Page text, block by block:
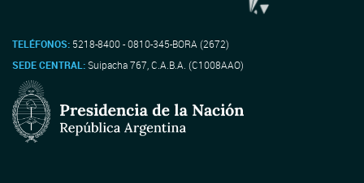
TELÉFONOS: 5218-8400 - 0810-345-BORA (2672)
SEDE CENTRAL:Suipacha 767, C.A.B.A. (C1008AAO)